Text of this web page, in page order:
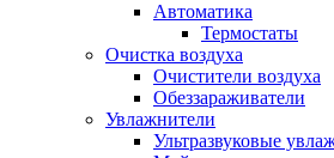
Автоматика
Термостаты
Очистка воздуха
Очистители воздуха
Обеззараживатели
Увлажнители
Ультразвуковые